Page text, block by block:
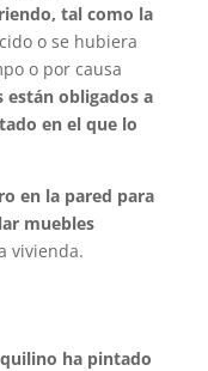
tal como la
o se hubiera
o por causa
están obligados a
en el que lo
en la pared para
muebles
vivienda.
ha pintado